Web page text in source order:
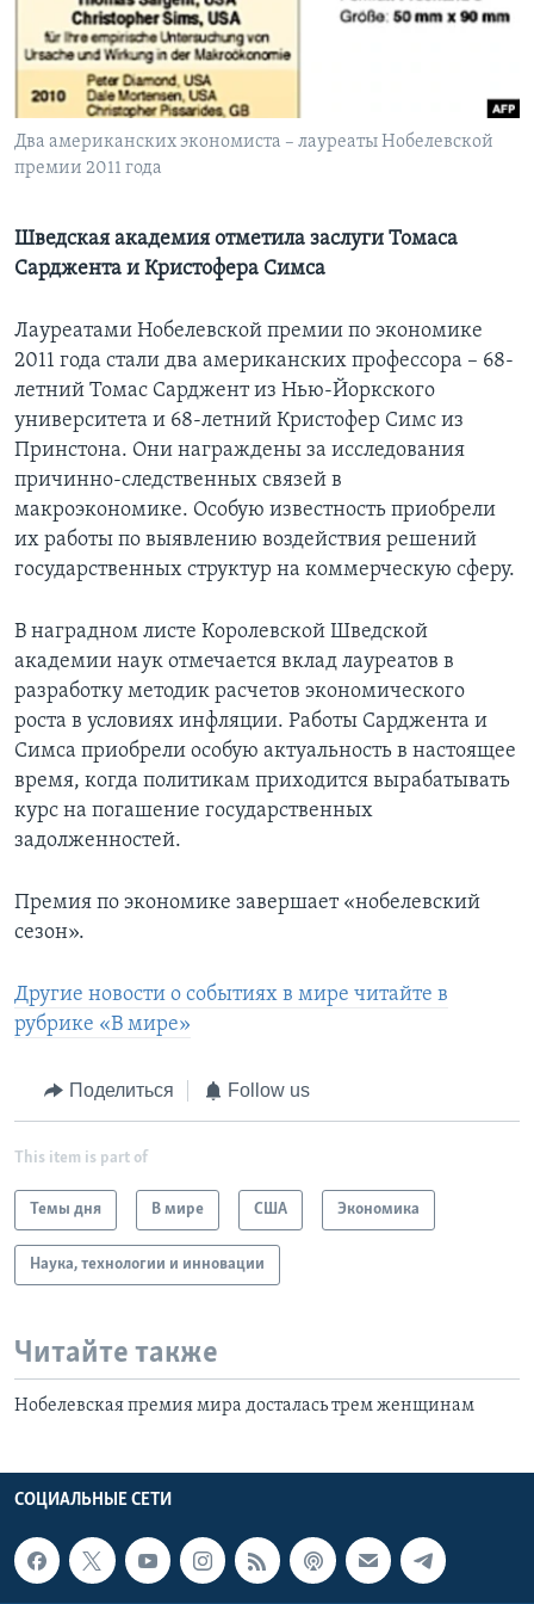
Learning English
СОЦИАЛЬНЫЕ СЕТИ
Два американских экономиста – лауреаты Нобелевской
премии 2011 года
Шведская академия отметила заслуги Томаса
Сарджента и Кристофера Симса
Лауреатами Нобелевской премии по экономике
2011 года стали два американских профессора – 68-
летний Томас Сарджент из Нью-Йоркского
университета и 68-летний Кристофер Симс из
Принстона. Они награждены за исследования
причинно-следственных связей в
макроэкономике. Особую известность приобрели
их работы по выявлению воздействия решений
государственных структур на коммерческую сферу.
В наградном листе Королевской Шведской
академии наук отмечается вклад лауреатов в
разработку методик расчетов экономического
роста в условиях инфляции. Работы Сарджента и
Симса приобрели особую актуальность в настоящее
время, когда политикам приходится вырабатывать
курс на погашение государственных
задолженностей.
Премия по экономике завершает «нобелевский
сезон».
Другие новости о событиях в мире читайте в
рубрике «В мире»
Поделиться Follow us
This item is part of
Темы дня В мире США Экономика
Наука, технологии и инновации
Читайте также
Нобелевская премия мира досталась трем женщинам
СОЦИАЛЬНЫЕ СЕТИ